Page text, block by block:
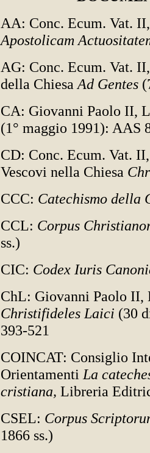
AA: Conc. Ecum. Vat.
Apostolicam
AG: Conc. Ecum. Vat.
della Chiesa Ad Gentes
CA: Giovanni Paolo II,
(1° maggio 1991): AAS
CD: Conc. Ecum. Vat.
Vescovi nella Chiesa
CCC: Catechismo della
CCL: Corpus
ss.)
CIC: Codex Iuris
ChL: Giovanni Paolo II,
Christifideles Laici (30
393-521
COINCAT: Consiglio
Orientamenti La
cristiana, Libreria
CSEL: Corpus
1866 ss.)